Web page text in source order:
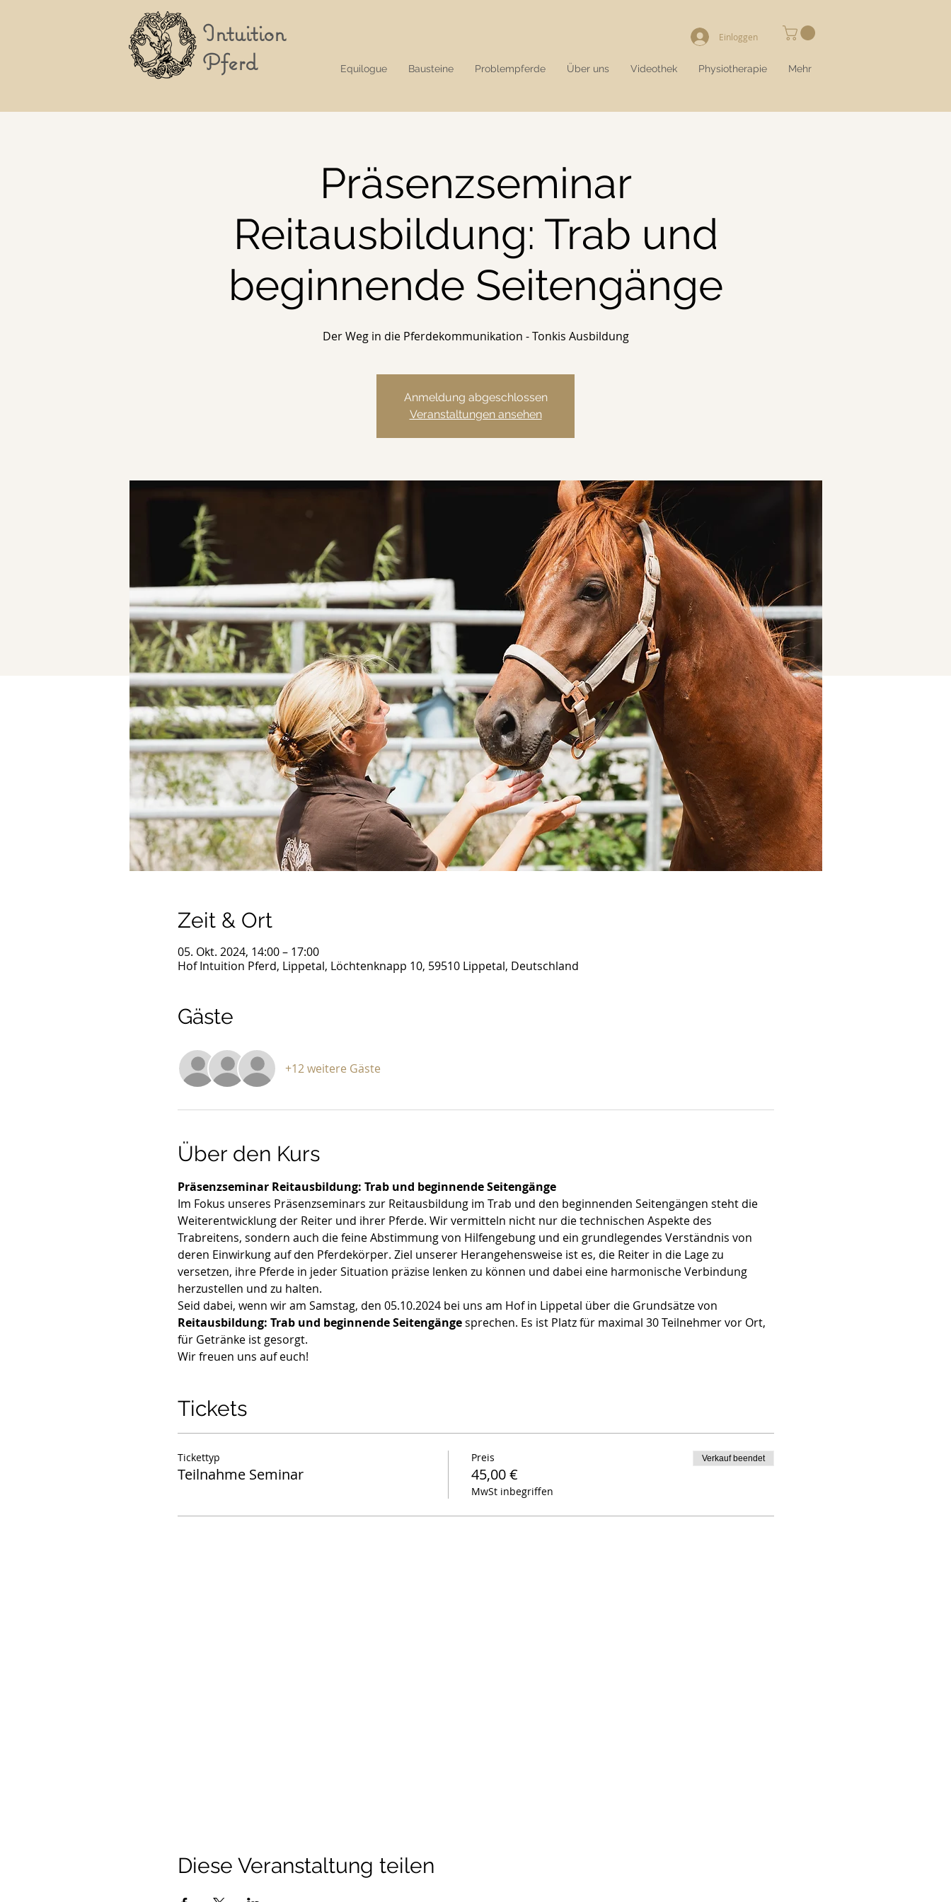
Intuition
Pferd
Equilogue Bausteine Problempferde Über uns Videothek Physiotherapie Mehr
Einloggen
Präsenzseminar
Reitausbildung: Trab und
beginnende Seitengänge
Der Weg in die Pferdekommunikation - Tonkis Ausbildung
Anmeldung abgeschlossen
Veranstaltungen ansehen
Zeit & Ort
05. Okt. 2024, 14:00 – 17:00
Hof Intuition Pferd, Lippetal, Löchtenknapp 10, 59510 Lippetal, Deutschland
Gäste
+12 weitere Gäste
Über den Kurs
Präsenzseminar Reitausbildung: Trab und beginnende Seitengänge
Im Fokus unseres Präsenzseminars zur Reitausbildung im Trab und den beginnenden Seitengängen steht die
Weiterentwicklung der Reiter und ihrer Pferde. Wir vermitteln nicht nur die technischen Aspekte des
Trabreitens, sondern auch die feine Abstimmung von Hilfengebung und ein grundlegendes Verständnis von
deren Einwirkung auf den Pferdekörper. Ziel unserer Herangehensweise ist es, die Reiter in die Lage zu
versetzen, ihre Pferde in jeder Situation präzise lenken zu können und dabei eine harmonische Verbindung
herzustellen und zu halten.
Seid dabei, wenn wir am Samstag, den 05.10.2024 bei uns am Hof in Lippetal über die Grundsätze von
Reitausbildung: Trab und beginnende Seitengänge sprechen. Es ist Platz für maximal 30 Teilnehmer vor Ort,
für Getränke ist gesorgt.
Wir freuen uns auf euch!
Tickets
Tickettyp
Teilnahme Seminar
Preis
45,00 €
MwSt inbegriffen
Verkauf beendet
Diese Veranstaltung teilen